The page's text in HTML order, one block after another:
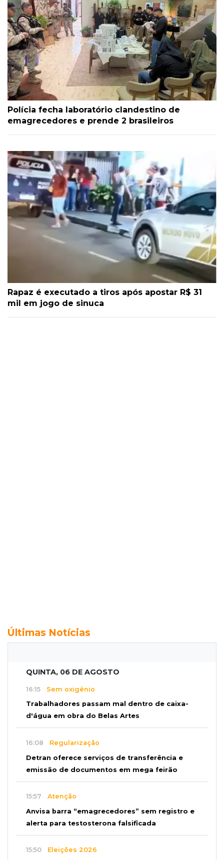
Polícia fecha laboratório clandestino de
emagrecedores e prende 2 brasileiros
Rapaz é executado a tiros após apostar R$ 31
mil em jogo de sinuca
Últimas Notícias
QUINTA, 06 DE AGOSTO
16:15 Sem oxigênio
Trabalhadores passam mal dentro de caixa-
d'água em obra do Belas Artes
16:08 Regularização
Detran oferece serviços de transferência e
emissão de documentos em mega feirão
15:57 Atenção
Anvisa barra “emagrecedores” sem registro e
alerta para testosterona falsificada
15:50 Eleições 2026